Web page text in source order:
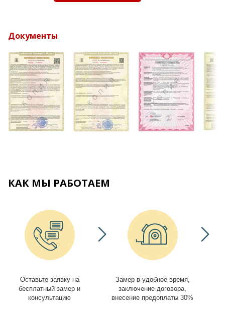
Документы
КАК МЫ РАБОТАЕМ
Оставьте заявку на
бесплатный замер и
консультацию
Замер в удобное время,
заключение договора,
внесение предоплаты 30%